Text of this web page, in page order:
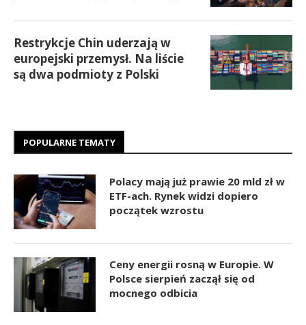
Restrykcje Chin uderzają w
europejski przemysł. Na liście
są dwa podmioty z Polski
POPULARNE TEMATY
Polacy mają już prawie 20 mld zł w
ETF-ach. Rynek widzi dopiero
początek wzrostu
Ceny energii rosną w Europie. W
Polsce sierpień zaczął się od
mocnego odbicia